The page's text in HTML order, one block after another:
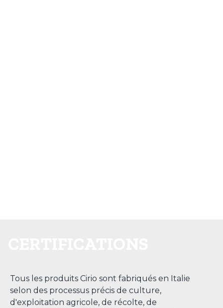
Tous les produits Cirio sont fabriqués en Italie
selon des processus précis de culture,
d'exploitation agricole, de récolte, de